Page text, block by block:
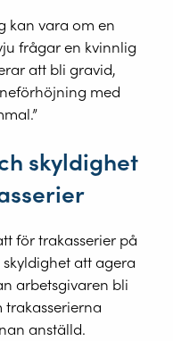
kan vara om en
frågar en kvinnlig
att bli gravid,
med
skyldighet
för trakasserier på
att agera
arbetsgivaren bli
trakasserierna
anställd.